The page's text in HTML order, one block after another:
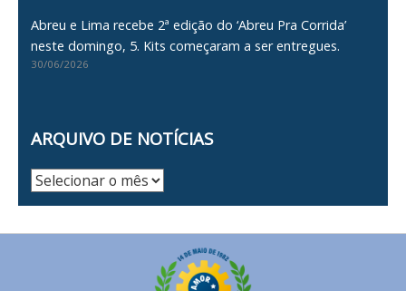
Abreu e Lima recebe 2ª edição do ‘Abreu Pra Corrida’
neste domingo, 5. Kits começaram a ser entregues.
30/06/2026
ARQUIVO DE NOTÍCIAS
Arquivo